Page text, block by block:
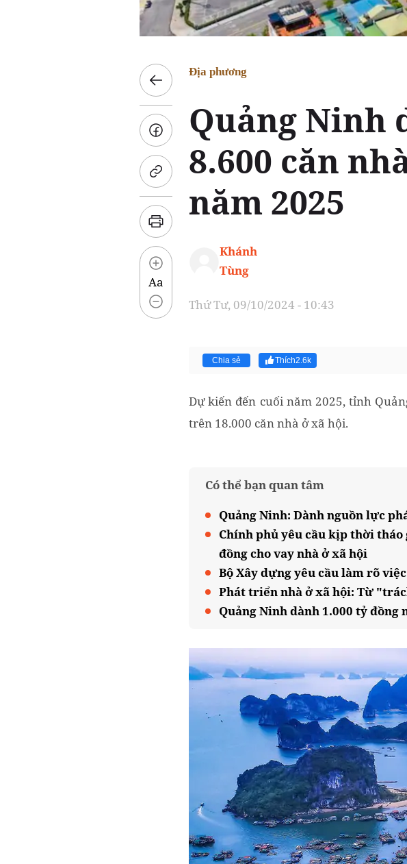
Aa
Địa phương
Quảng Ninh
8.600 căn
năm 2025
Khánh
Tùng
Thứ Tư, 09/10/2024 - 10:43
Chia sẻ Thích2.6k
Dự kiến đến cuối năm 2025, tỉnh
trên 18.000 căn nhà ở xã hội.
Có thể bạn quan tâm
Quảng Ninh: Dành nguồn lực
Chính phủ yêu cầu kịp thời
đồng cho vay nhà ở xã hội
Bộ Xây dựng yêu cầu làm rõ
Phát triển nhà ở xã hội: Từ
Quảng Ninh dành 1.000 tỷ đồng